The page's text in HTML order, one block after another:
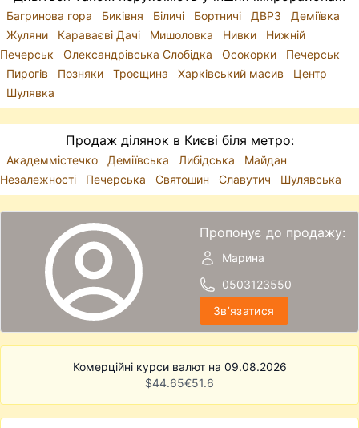
Багринова гора Биківня Біличі Бортничі ДВРЗ
Деміївка
Жуляни
Караваєві Дачі Мишоловка Нивки
Нижній
Печерськ
Олександрівська Слобідка Осокорки
Печерськ
Пирогів
Позняки Троєщина Харківський масив
Центр
Шулявка
Продаж ділянок в Києві біля метро:
Академмістечко Деміївська Либідська
Майдан
Незалежності
Печерська Святошин Славутич Шулявська
Пропонує до продажу:
Марина
0503123550
Звʼязатися
Комерційні курси валют на 09.08.2026
$44.65€51.6